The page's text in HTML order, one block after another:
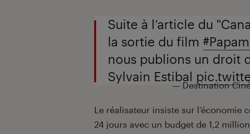
Suite à l’article du
la sortie du film
nous publions un droit
Sylvain Estibal
— Destination
Le réalisateur insiste sur l’économie
24 jours avec un budget de 1,2